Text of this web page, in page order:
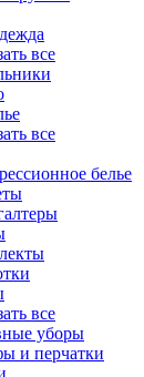
все
все
белье
все
уборы
и перчатки